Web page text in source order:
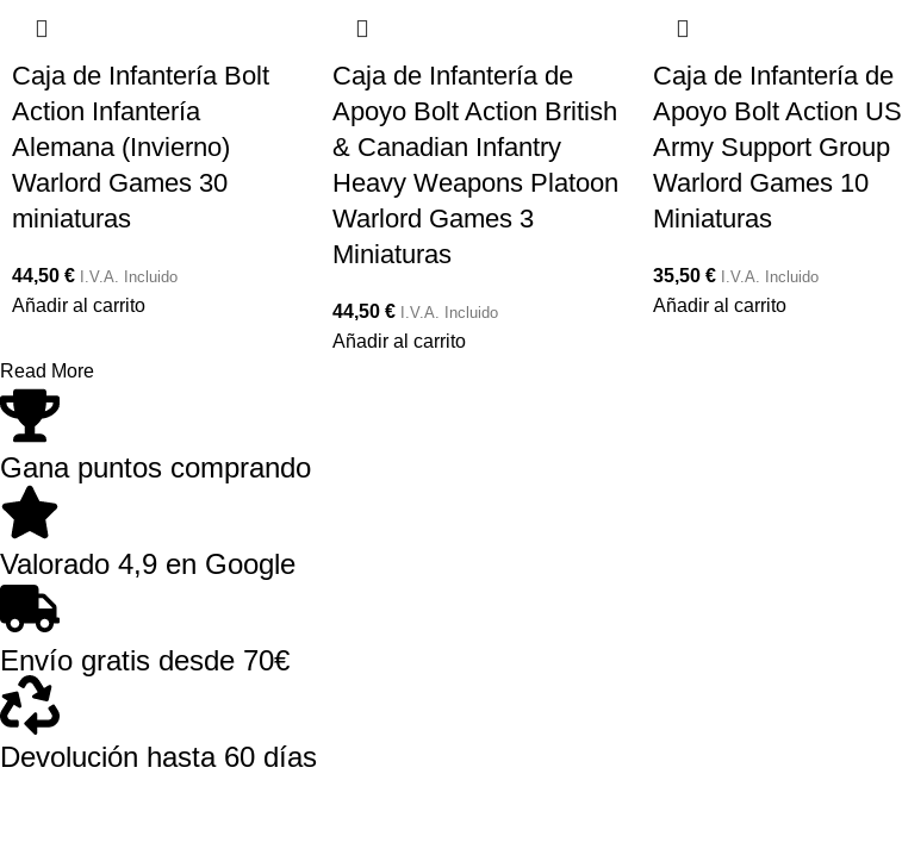
Caja de Infantería Bolt
Action Infantería
Alemana (Invierno)
Warlord Games 30
miniaturas
44,50 € I.V.A. Incluido
Añadir al carrito
Caja de Infantería de
Apoyo Bolt Action British
& Canadian Infantry
Heavy Weapons Platoon
Warlord Games 3
Miniaturas
44,50 € I.V.A. Incluido
Añadir al carrito
Caja de Infantería de
Apoyo Bolt Action US
Army Support Group
Warlord Games 10
Miniaturas
35,50 € I.V.A. Incluido
Añadir al carrito
Read More
Gana puntos comprando
Valorado 4,9 en Google
Envío gratis desde 70€
Devolución hasta 60 días